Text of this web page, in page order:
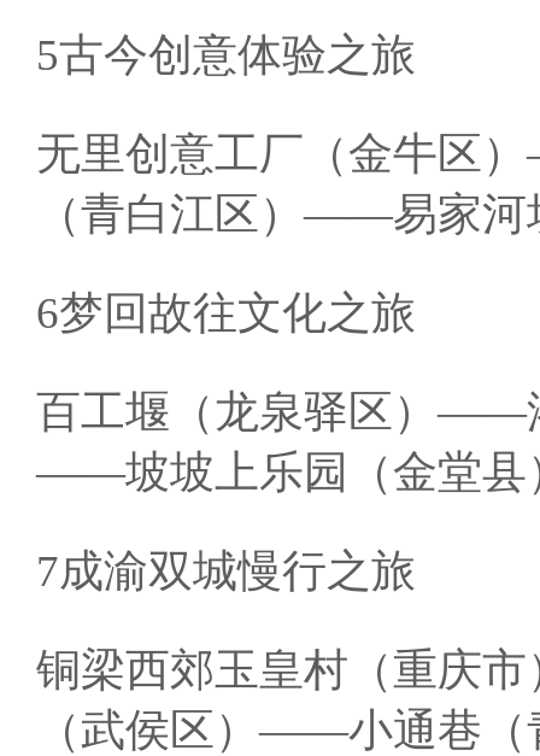
5古今创意体验之旅
无里创意工厂（金牛区
（青白江区）——易家
6梦回故往文化之旅
百工堰（龙泉驿区）——
——坡坡上乐园（金堂
7成渝双城慢行之旅
铜梁西郊玉皇村（重庆
（武侯区）——小通巷